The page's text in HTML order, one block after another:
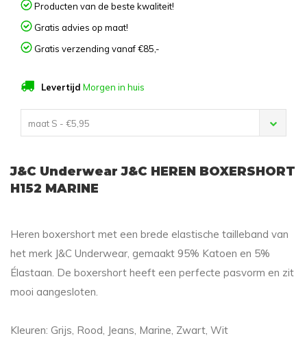
Producten van de beste kwaliteit!
Gratis advies op maat!
Gratis verzending vanaf €85,-
Levertijd Morgen in huis
maat S - €5,95
J&C Underwear J&C HEREN BOXERSHORT
H152 MARINE
Heren boxershort met een brede elastische tailleband van
het merk J&C Underwear, gemaakt 95% Katoen en 5%
Élastaan. De boxershort heeft een perfecte pasvorm en zit
mooi aangesloten.
Kleuren: Grijs, Rood, Jeans, Marine, Zwart, Wit